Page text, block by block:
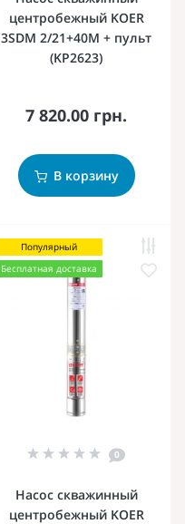
центробежный KOER
3SDM 2/21+40M + пульт
(KP2623)
7 820.00 грн.
В корзину
Популярный
Бесплатная доставка
0
Насос скважинный
центробежный KOER